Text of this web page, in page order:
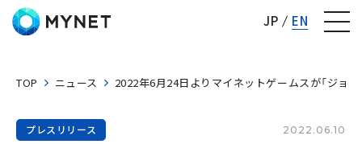
JP EN
TOP ニュース 2022年6月24日よりマイネットゲームスが「ジョ
プレスリリース 2022.06.10